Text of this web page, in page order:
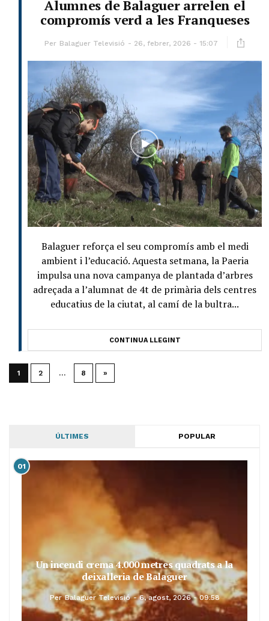
Alumnes de Balaguer arrelen el
compromís verd a les Franqueses
Per Balaguer Televisió 26, febrer, 2026 - 15:07
Balaguer reforça el seu compromís amb el medi
ambient i l’educació. Aquesta setmana, la Paeria
impulsa una nova campanya de plantada d’arbres
adreçada a l’alumnat de 4t de primària dels centres
educatius de la ciutat, al camí de la bultra...
CONTINUA LLEGINT
1 2 … 8 »
ÚLTIMES POPULAR
01
Un incendi crema 4.000 metres quadrats a la
deixalleria de Balaguer
Per Balaguer Televisió 6, agost, 2026 - 09:58